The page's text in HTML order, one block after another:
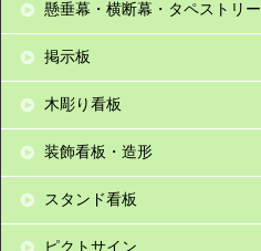
懸垂幕・横断幕・タペストリー
掲示板
木彫り看板
装飾看板・造形
スタンド看板
ピクトサイン